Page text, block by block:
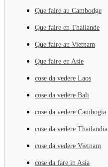
Que faire au Cambodge
Que faire en Thailande
Que faire au Vietnam
Que faire en Asie
cose da vedere Laos
cose da vedere Bali
cose da vedere Cambogia
cose da vedere Thailandia
cose da vedere Vietnam
cose da fare in Asia